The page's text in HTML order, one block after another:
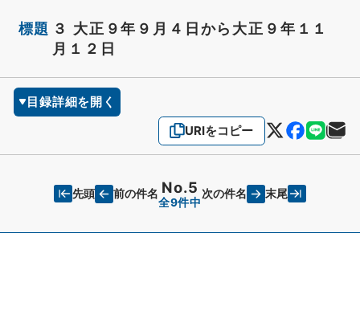
標題 ３ 大正９年９月４日から大正９年１１
月１２日
目録詳細を開く
URIをコピー
先頭 前の件名 No.5
全9件中
次の件名 末尾